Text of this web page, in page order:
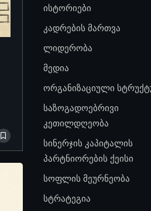
ისტორიები
კადრების მართვა
ლიდერობა
მედია
ორგანიზაციული
საზოგადოებრივი
კეთილდღეობა
სინერჯის კაპიტალის
პარტნიორების ქეისი
სოფლის მეურნეობა
სტრატეგია